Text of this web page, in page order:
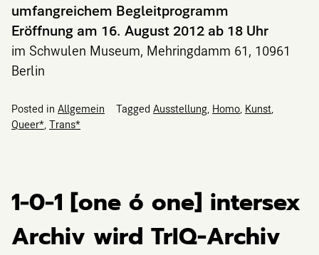
umfangreichem Begleitprogramm
Eröffnung am 16. August 2012 ab 18 Uhr
im Schwulen Museum, Mehringdamm 61, 10961
Berlin
Posted in Allgemein Tagged Ausstellung Homo Kunst
Queer* Trans*
1−0−1 [one ó one] intersex
Archiv wird TrIQ-Archiv